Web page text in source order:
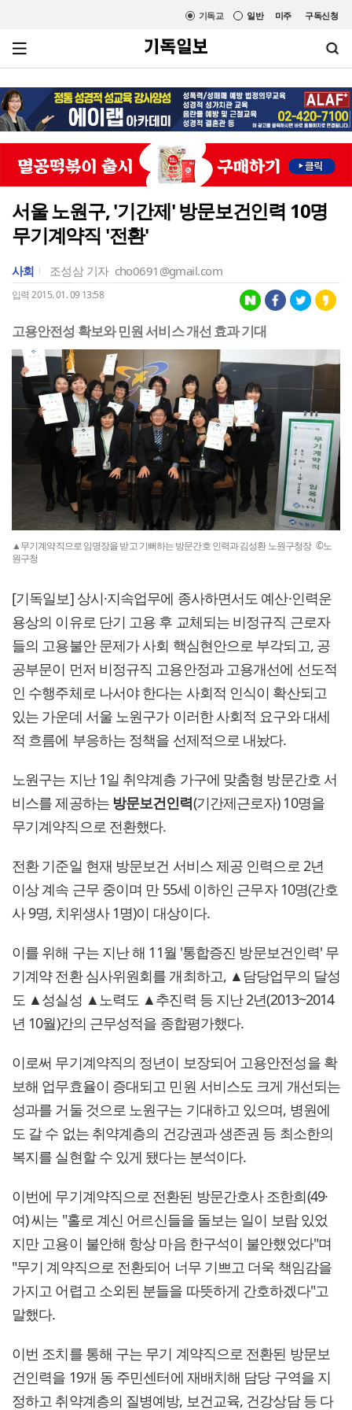
미주 구독신청
일반
기독교
서울 노원구, '기간제' 방문보건인력 10명
무기계약직 '전환'
사회 조성삼 기자 cho0691@gmail.com
입력 2015. 01. 09 13:58
고용안전성 확보와 민원 서비스 개선 효과 기대
▲무기계약직으로 임명장을 받고 기뻐하는 방문간호 인력과 김성환 노원구청장 ©노
원구청
[기독일보] 상시·지속업무에 종사하면서도 예산·인력운
용상의 이유로 단기 고용 후 교체되는 비정규직 근로자
들의 고용불안 문제가 사회 핵심현안으로 부각되고, 공
공부문이 먼저 비정규직 고용안정과 고용개선에 선도적
인 수행주체로 나서야 한다는 사회적 인식이 확산되고
있는 가운데 서울 노원구가 이러한 사회적 요구와 대세
적 흐름에 부응하는 정책을 선제적으로 내놨다.
노원구는 지난 1일 취약계층 가구에 맞춤형 방문간호 서
비스를 제공하는 방문보건인력(기간제근로자) 10명을
무기계약직으로 전환했다.
전환 기준일 현재 방문보건 서비스 제공 인력으로 2년
이상 계속 근무 중이며 만 55세 이하인 근무자 10명(간호
사 9명, 치위생사 1명)이 대상이다.
이를 위해 구는 지난 해 11월 '통합증진 방문보건인력' 무
기계약 전환 심사위원회를 개최하고, ▲담당업무의 달성
도 ▲성실성 ▲노력도 ▲추진력 등 지난 2년(2013~2014
년 10월)간의 근무성적을 종합평가했다.
이로써 무기계약직의 정년이 보장되어 고용안전성을 확
보해 업무효율이 증대되고 민원 서비스도 크게 개선되는
성과를 거둘 것으로 노원구는 기대하고 있으며, 병원에
도 갈 수 없는 취약계층의 건강권과 생존권 등 최소한의
복지를 실현할 수 있게 됐다는 분석이다.
이번에 무기계약직으로 전환된 방문간호사 조한희(49·
여) 씨는 "홀로 계신 어르신들을 돌보는 일이 보람 있었
지만 고용이 불안해 항상 마음 한구석이 불안했었다"며
"무기 계약직으로 전환되어 너무 기쁘고 더욱 책임감을
가지고 어렵고 소외된 분들을 따뜻하게 간호하겠다"고
말했다.
이번 조치를 통해 구는 무기 계약직으로 전환된 방문보
건인력을 19개 동 주민센터에 재배치해 담당 구역을 지
정하고 취약계층의 질병예방, 보건교육, 건강상담 등 다